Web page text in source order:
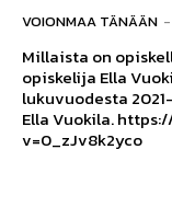
VOIONMAA TÄNÄÄN -
Millaista on opiskella
opiskelija Ella
lukuvuodesta 2021-22. Käsikirjoitus, kuvaus
Ella Vuokila. https://www.youtube.com/watch?
v=0_zJv8k2yco